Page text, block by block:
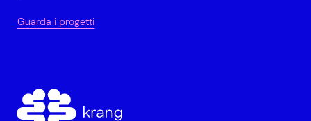
Guarda i progetti